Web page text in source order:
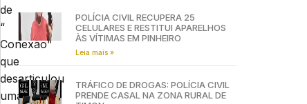
de
“
Conexão”
que
desarticulou
uma
POLÍCIA CIVIL RECUPERA 25
CELULARES E RESTITUI APARELHOS
ÀS VÍTIMAS EM PINHEIRO
Leia mais »
TRÁFICO DE DROGAS: POLÍCIA CIVIL
PRENDE CASAL NA ZONA RURAL DE